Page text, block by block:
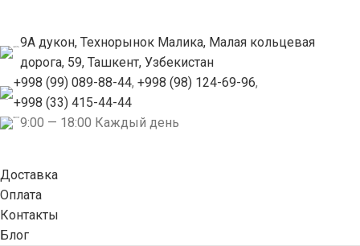
9А дукон, Технорынок Малика, Малая кольцевая
дорога, 59, Ташкент, Узбекистан
+998 (99) 089-88-44, +998 (98) 124-69-96,
+998 (33) 415-44-44
9:00 — 18:00 Каждый день
Доставка
Оплата
Контакты
Блог